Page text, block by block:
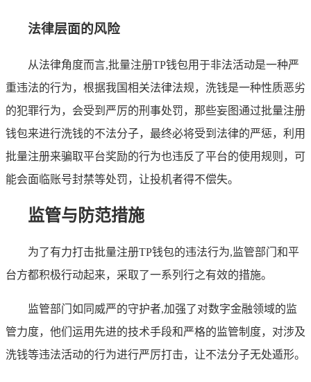
法律层面的风险
从法律角度而言,批量注册TP钱包用于非法活动是一种严
重违法的行为，根据我国相关法律法规，洗钱是一种性质恶劣
的犯罪行为，会受到严厉的刑事处罚，那些妄图通过批量注册
钱包来进行洗钱的不法分子，最终必将受到法律的严惩，利用
批量注册来骗取平台奖励的行为也违反了平台的使用规则，可
能会面临账号封禁等处罚，让投机者得不偿失。
监管与防范措施
为了有力打击批量注册TP钱包的违法行为,监管部门和平
台方都积极行动起来，采取了一系列行之有效的措施。
监管部门如同威严的守护者,加强了对数字金融领域的监
管力度，他们运用先进的技术手段和严格的监管制度，对涉及
洗钱等违法活动的行为进行严厉打击，让不法分子无处遁形。